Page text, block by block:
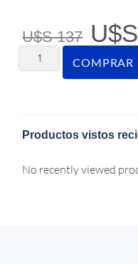
U$S137 U$S
COMPRAR
Productos vistos
No recently viewed